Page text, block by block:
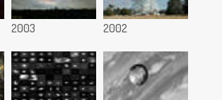
2003 2002